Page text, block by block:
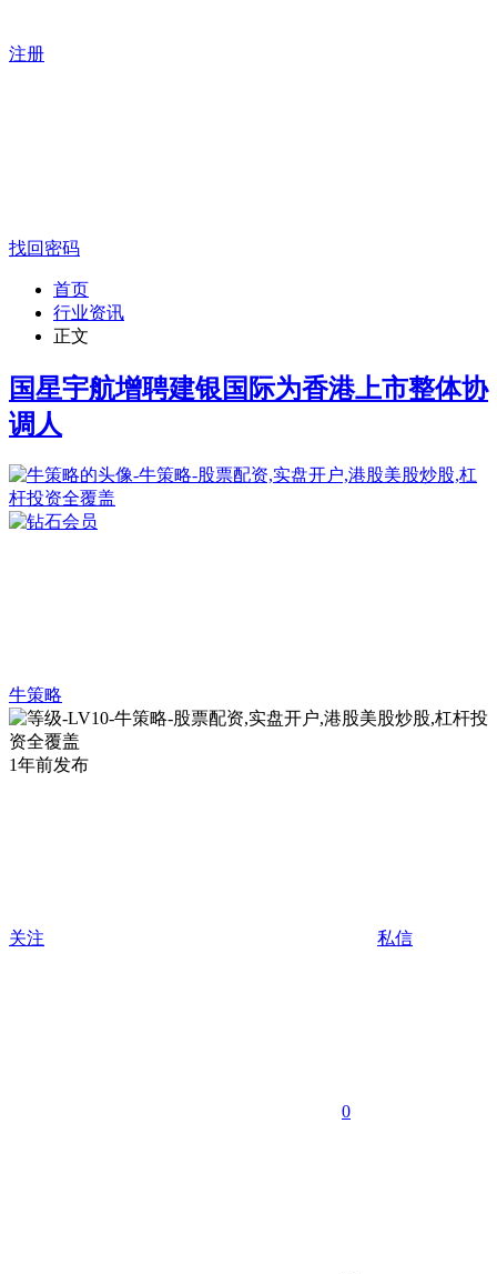
注册
找回密码
首页
行业资讯
正文
国星宇航增聘建银国际为香港上市整体协
调人
牛策略
1年前发布
关注 私信
0